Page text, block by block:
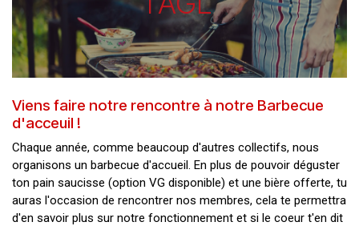
Viens faire notre rencontre à notre Barbecue
d'acceuil !
Chaque année, comme beaucoup d'autres collectifs, nous
organisons un barbecue d'accueil. En plus de pouvoir déguster
ton pain saucisse (option VG disponible) et une bière offerte, tu
auras l'occasion de rencontrer nos membres, cela te permettra
d'en savoir plus sur notre fonctionnement et si le coeur t'en dit